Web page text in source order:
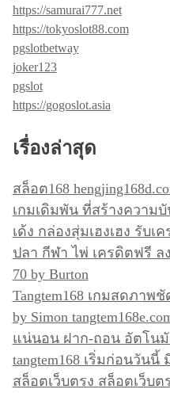
https://samurai777.net
https://tokyoslot88.com
pgslotbetway
joker123
pgslot
https://gogoslot.asia
เรื่องล่าสุด
สล็อต168
เกมเดิมพัน ที่สร้างความ
เด้ง กล่องสุ่มเฮงเฮง รับ
ปลา กีฬา ไพ่ เครดิตฟรี ล
70 by Burton
Tangtem168 เกมสดภาพ
by Simon
แน่นอน ฝาก-ถอน อัตโน
tangtem168 เริ่มก่อนวัน
สล็อตเว็บตรง สล็อตเว็บ